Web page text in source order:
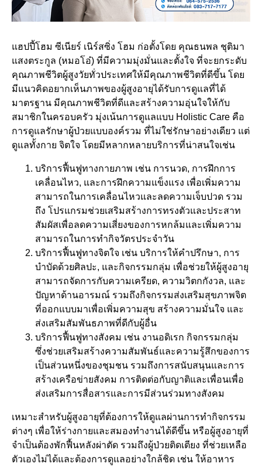
แฮปปี้โฮม ซีเนียร์ เนิร์สซิ่ง โฮม ก่อตั้งโดย คุณธนพล ชุติมา
แสงตระกูล (หมอโอ๋) ที่มีความมุ่งมั่นและตั้งใจ ที่จะยกระดับ
คุณภาพชีวิตผู้สูงวัยทั่วประเทศให้มีคุณภาพชีวิตที่ดีขึ้น โดย
มีแนวคิดอยากเห็นภาพของผู้สูงอายุได้รับการดูแลที่ได้
มาตรฐาน มีคุณภาพชีวิตที่ดีและสร้างความอุ่นใจให้กับ
สมาชิกในครอบครัว มุ่งเน้นการดูแลแบบ Holistic Care คือ
การดูแลรักษาผู้ป่วยแบบองค์รวม ที่ไม่ใช่รักษาอย่างเดียว แต่
ดูแลทั้งกาย จิตใจ โดยมีหลากหลายบริการที่น่าสนใจเช่น
บริการฟื้นฟูทางกายภาพ เช่น การนวด, การฝึกการ
เคลื่อนไหว, และการฝึกความแข็งแรง เพื่อเพิ่มความ
สามารถในการเคลื่อนไหวและลดความเจ็บปวด รวม
ถึง โปรแกรมช่วยเสริมสร้างการทรงตัวและประสาท
สัมผัสเพื่อลดความเสี่ยงของการหกล้มและเพิ่มความ
สามารถในการทำกิจวัตรประจำวัน
บริการฟื้นฟูทางจิตใจ เช่น บริการให้คำปรึกษา, การ
บำบัดด้วยศิลปะ, และกิจกรรมกลุ่ม เพื่อช่วยให้ผู้สูงอายุ
สามารถจัดการกับความเครียด, ความวิตกกังวล, และ
ปัญหาด้านอารมณ์ รวมถึงกิจกรรมส่งเสริมสุขภาพจิต
ที่ออกแบบมาเพื่อเพิ่มความสุข สร้างความมั่นใจ และ
ส่งเสริมสัมพันธภาพที่ดีกับผู้อื่น
บริการฟื้นฟูทางสังคม เช่น งานอดิเรก กิจกรรมกลุ่ม
ซึ่งช่วยเสริมสร้างความสัมพันธ์และความรู้สึกของการ
เป็นส่วนหนึ่งของชุมชน รวมถึงการสนับสนุนและการ
สร้างเครือข่ายสังคม การติดต่อกับญาติและเพื่อนเพื่อ
ส่งเสริมการสื่อสารและการมีส่วนร่วมทางสังคม
เหมาะสำหรับผู้สูงอายุที่ต้องการให้ดูแลผ่านการทำกิจกรรม
ต่างๆ เพื่อให้ร่างกายและสมองทำงานได้ดีขึ้น หรือผู้สูงอายุที่
จำเป็นต้องพักฟื้นหลังผ่าตัด รวมถึงผู้ป่วยติดเตียง ที่ช่วยเหลือ
ตัวเองไม่ได้และต้องการดูแลอย่างใกล้ชิด เช่น ให้อาหาร